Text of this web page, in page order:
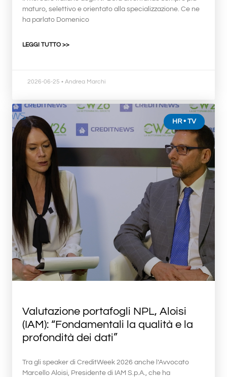
maturo, selettivo e orientato alla specializzazione. Ce ne
ha parlato Domenico
LEGGI TUTTO >>
2026-06-25 • Andrea Marchi
Valutazione portafogli NPL, Aloisi
(IAM): “Fondamentali la qualità e la
profondità dei dati”
Tra gli speaker di CreditWeek 2026 anche l’Avvocato
Marcello Aloisi, Presidente di IAM S.p.A., che ha
HR • TV